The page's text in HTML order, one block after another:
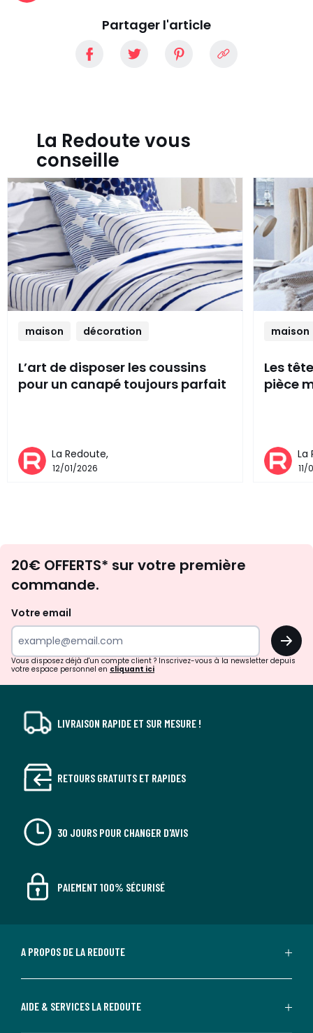
Partager l'article
La Redoute vous
conseille
maison décoration
L’art de disposer les coussins
pour un canapé toujours parfait
La Redoute,
12/01/2026
maison
Les
pièce
La
11/
d'inspirations
surprises?
20€ OFFERTS* sur votre première
commande.
Votre email
OK
Vous disposez déjà d'un compte client ? Inscrivez-vous à la newsletter depuis
votre espace personnel en cliquant ici
LIVRAISON RAPIDE ET SUR MESURE !
RETOURS GRATUITS ET RAPIDES
30 JOURS POUR CHANGER D'AVIS
PAIEMENT 100% SÉCURISÉ
A PROPOS DE LA REDOUTE
AIDE & SERVICES LA REDOUTE